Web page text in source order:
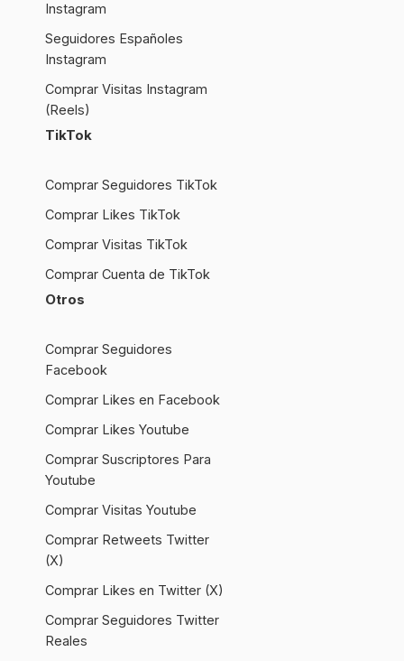
Instagram
Seguidores Españoles
Instagram
Comprar Visitas Instagram
(Reels)
TikTok
Comprar Seguidores TikTok
Comprar Likes TikTok
Comprar Visitas TikTok
Comprar Cuenta de TikTok
Otros
Comprar Seguidores
Facebook
Comprar Likes en Facebook
Comprar Likes Youtube
Comprar Suscriptores Para
Youtube
Comprar Visitas Youtube
Comprar Retweets Twitter
(X)
Comprar Likes en Twitter (X)
Comprar Seguidores Twitter
Reales